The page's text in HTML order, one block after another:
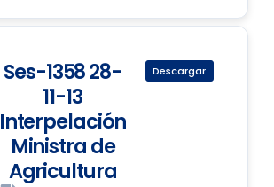
Ses-1358 28-
11-13
Interpelación
Ministra de
Agricultura
Descargar